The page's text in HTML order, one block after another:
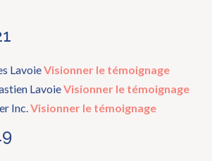
LavoieVisionner le témoignage
LavoieVisionner le témoignage
Inc. Visionner le témoignage